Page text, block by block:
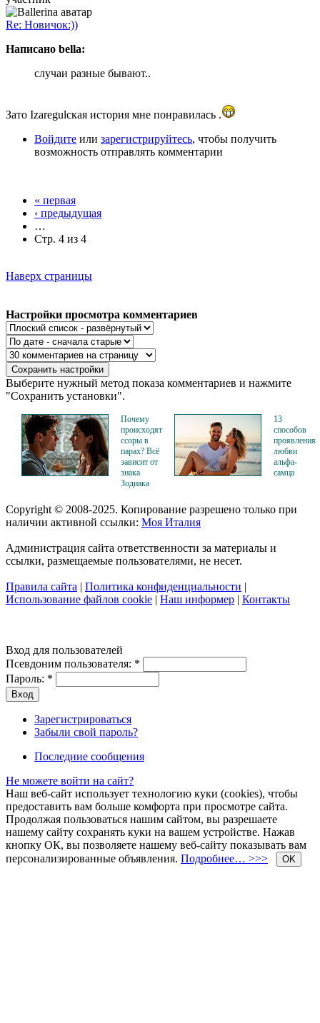
Re: Новичок:))
Написано bella:
случаи разные бывают..
Зато Izaregulская история мне понравилась .
Войдите или зарегистрируйтесь, чтобы получить
возможность отправлять комментарии
« первая
‹ предыдущая
…
Стр. 4 из 4
Наверх страницы
Настройки просмотра комментариев
Выберите нужный метод показа комментариев и нажмите
"Сохранить установки".
Почему
происходят
ссоры в
парах? Всё
зависит от
знака
Зодиака
13
способов
проявления
любви
альфа-
самца
Copyright © 2008-2025. Копирование разрешено только при
наличии активной ссылки: Моя Италия
Администрация сайта ответственности за материалы и
ссылки, размещаемые пользователями, не несет.
Правила сайта | Политика конфиденциальности |
Использование файлов cookie | Наш информер | Контакты
Вход для пользователей
Псевдоним пользователя: *
Пароль: *
Зарегистрироваться
Забыли свой пароль?
Последние сообщения
Не можете войти на сайт?
Наш веб-сайт использует технологию куки (cookies), чтобы
предоставить вам больше комфорта при просмотре сайта.
Продолжая пользоваться нашим сайтом, вы разрешаете
нашему сайту сохранять куки на вашем устройстве. Нажав
кнопку ОК, вы позволяете нашему веб-сайту показывать вам
персонализированные объявления. Подробнее… >>> OK